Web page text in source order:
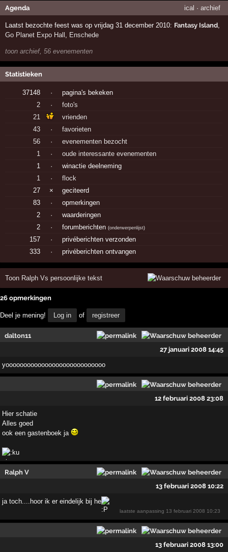
Agenda ical · archief
Laatst bezochte feest was op vrijdag 31 december 2010: Fantasy Island,
Go Planet Expo Hall , Enschede
toon archief, 56 evenementen
Statistieken
37148 ·
pagina's bekeken
2
·
foto's
21
vrienden
43
·
favorieten
56
·
evenementen bezocht
1
·
oude interessante evenementen
1
·
winactie deelneming
1
·
flock
27
×
geciteerd
83
·
opmerkingen
2
·
waarderingen
2
· forumberichten(onderwerpenlijst)
157 ·
privéberichten verzonden
333
· privéberichten ontvangen
Toon Ralph Vs persoonlijke tekst
26 opmerkingen
Deel je mening! Log in of registreer
dalton11
27 januari 2008 14:45
yoooooooooooooooooooooooooooo
12 februari 2008 23:08
Hier schatie
Alles goed
ook een gastenboek ja
Ralph V
13 februari 2008 10:22
ja toch....hoor ik er eindelijk bij he
laatste aanpassing 13 februari 2008 10:23
13 februari 2008 13:00